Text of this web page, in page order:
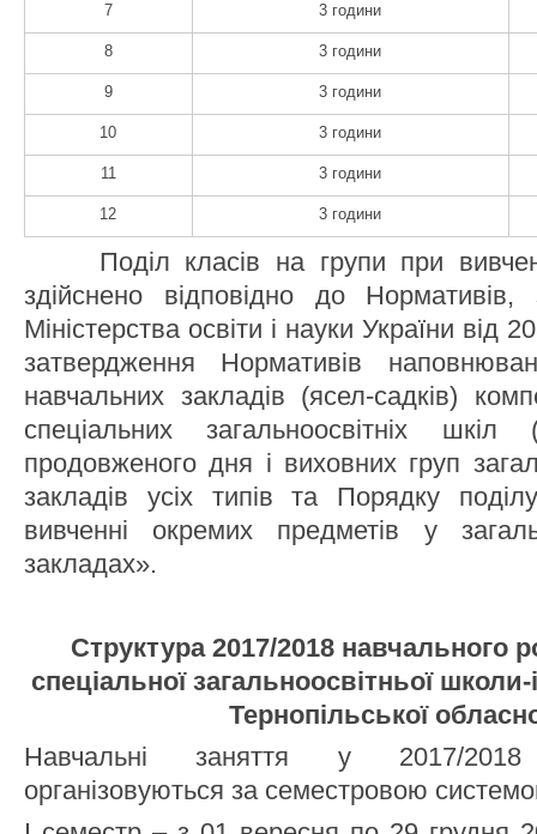
7 3 години
8 3 години
9 3 години
10 3 години
11 3 години
12 3 години
Поділ класів на групи при
здійснено відповідно до Нормативів,
Міністерства освіти і науки України
затвердження Нормативів
навчальних закладів (ясел-садків)
спеціальних загальноосвітніх шкіл
продовженого дня і виховних груп
закладів усіх типів та Порядку
вивченні окремих предметів у
закладах».
Структура 2017/2018 навчального
спеціальної загальноосвітньої школи-
Тернопільської
Навчальні заняття у 2017/
організовуються за семестровою